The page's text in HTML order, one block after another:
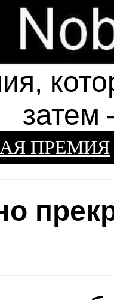
затем
ПРЕМИЯ